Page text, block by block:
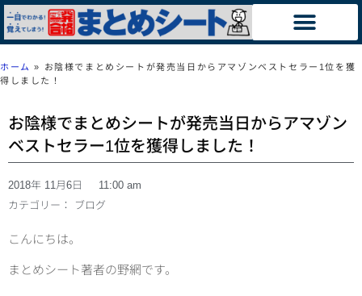
ホーム »
お陰様でまとめシートが発売当日からアマゾンベストセラー1位を獲
得しました！
お陰様でまとめシートが発売当日からアマゾン
ベストセラー1位を獲得しました！
2018年 11月6日
11:00 am
カテゴリー：
ブログ
こんにちは。
まとめシート著者の野網です。